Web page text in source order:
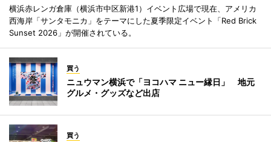
横浜赤レンガ倉庫（横浜市中区新港1）イベント広場で現在、アメリカ
西海岸「サンタモニカ」をテーマにした夏季限定イベント「Red Brick
Sunset 2026」が開催されている。
買う
ニュウマン横浜で「ヨコハマ ニュー縁日」 地元
グルメ・グッズなど出店
買う